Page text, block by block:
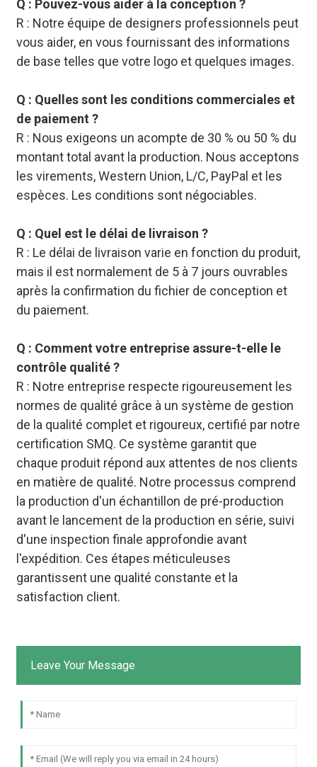
Q : Pouvez-vous aider à la conception ?
R : Notre équipe de designers professionnels peut
vous aider, en vous fournissant des informations
de base telles que votre logo et quelques images.
Q : Quelles sont les conditions commerciales et
de paiement ?
R : Nous exigeons un acompte de 30 % ou 50 % du
montant total avant la production. Nous acceptons
les virements, Western Union, L/C, PayPal et les
espèces. Les conditions sont négociables.
Q : Quel est le délai de livraison ?
R : Le délai de livraison varie en fonction du produit,
mais il est normalement de 5 à 7 jours ouvrables
après la confirmation du fichier de conception et
du paiement.
Q : Comment votre entreprise assure-t-elle le
contrôle qualité ?
R : Notre entreprise respecte rigoureusement les
normes de qualité grâce à un système de gestion
de la qualité complet et rigoureux, certifié par notre
certification SMQ. Ce système garantit que
chaque produit répond aux attentes de nos clients
en matière de qualité. Notre processus comprend
la production d'un échantillon de pré-production
avant le lancement de la production en série, suivi
d'une inspection finale approfondie avant
l'expédition. Ces étapes méticuleuses
garantissent une qualité constante et la
satisfaction client.
Leave Your Message